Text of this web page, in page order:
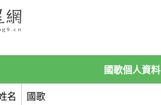
國歌個人資料
名 國歌